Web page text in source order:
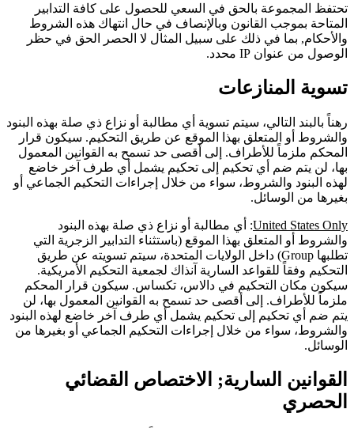
تحتفظ المجموعة بالحق في السعي للحصول على كافة التدابير
المتاحة بموجب القانون وبالإنصاف في حال انتهاك هذه الشروط
والأحكام, بما في ذلك على سبيل المثال لا الحصر الحق في حظر
الوصول من عنوان IP محدد.
تسوية المنازعات
رهناً بالبند التالي، سيتم تسوية أي مطالبة أو نزاع ذي صلة بهذه البنود
والشروط أو المتعلق بهذا الموقع عن طريق التحكيم. سيكون قرار
المحكم ملزماً للأطراف. إلى أقصى حد تسمح به القوانين المعمول
بها، لن يتم ضم أي تحكيم إلى تحكيم يشمل أي طرف آخر خاضع
لهذه البنود والشروط، سواء من خلال إجراءات التحكيم الجماعي أو
بغيرها من الوسائل.
United States Only: أي مطالبة أو نزاع ذي صلة بهذه البنود
والشروط أو المتعلق بهذا الموقع (باستثناء التدابير الزجرية التي
تطلبها Group) داخل الولايات المتحدة، سيتم تسويته عن طريق
التحكيم وفقاً للقواعد السارية آنذاك لجمعية التحكيم الأمريكية.
سيكون مكان التحكيم في دالاس، تكساس. سيكون قرار المحكم
ملزماً للأطراف. إلى أقصى حد تسمح به القوانين المعمول بها، لن
يتم ضم أي تحكيم إلى تحكيم يشمل أي طرف آخر خاضع لهذه البنود
والشروط، سواء من خلال إجراءات التحكيم الجماعي أو بغيرها من
الوسائل.
القوانين السارية; الاختصاص القضائي
الحصري